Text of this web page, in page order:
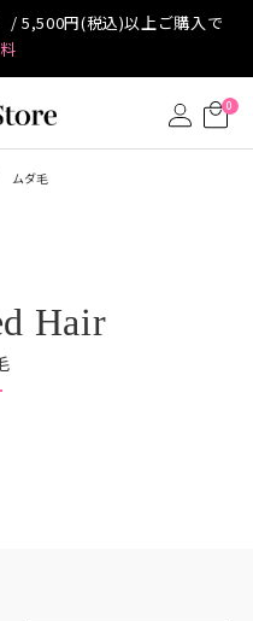
/ 5,500円(税込)以上ご購入で
0
ムダ毛
Hair